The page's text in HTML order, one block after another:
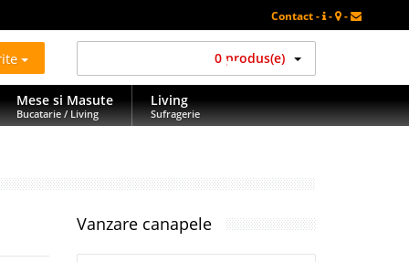
Contact - - -
0 produs(e)
Mese si Masute
Bucatarie / Living
Living
Sufragerie
Vanzare canapele